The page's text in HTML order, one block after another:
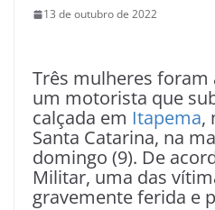
13 de outubro de 2022
Três mulheres
um motorista que
calçada em Itapema,
Santa Catarina, na
domingo (9). De
Militar, uma das
gravemente ferida e